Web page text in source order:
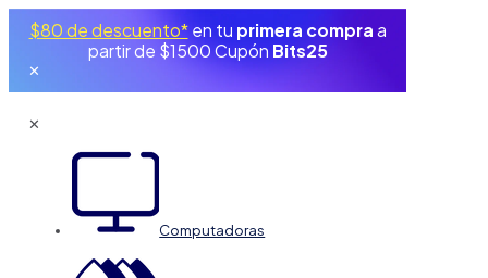
$80 de descuento*en tu primera compra a
partir de $1500 Cupón Bits25
✕
✕
Computadoras